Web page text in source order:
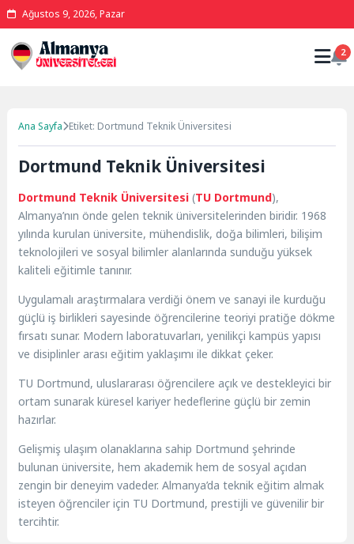
Ağustos 9, 2026, Pazar
2
Ana Sayfa Etiket: Dortmund Teknik Üniversitesi
Dortmund Teknik Üniversitesi
Dortmund Teknik Üniversitesi (TU Dortmund),
Almanya’nın önde gelen teknik üniversitelerinden biridir. 1968
yılında kurulan üniversite, mühendislik, doğa bilimleri, bilişim
teknolojileri ve sosyal bilimler alanlarında sunduğu yüksek
kaliteli eğitimle tanınır.
Uygulamalı araştırmalara verdiği önem ve sanayi ile kurduğu
güçlü iş birlikleri sayesinde öğrencilerine teoriyi pratiğe dökme
fırsatı sunar. Modern laboratuvarları, yenilikçi kampüs yapısı
ve disiplinler arası eğitim yaklaşımı ile dikkat çeker.
TU Dortmund, uluslararası öğrencilere açık ve destekleyici bir
ortam sunarak küresel kariyer hedeflerine güçlü bir zemin
hazırlar.
Gelişmiş ulaşım olanaklarına sahip Dortmund şehrinde
bulunan üniversite, hem akademik hem de sosyal açıdan
zengin bir deneyim vadeder. Almanya’da teknik eğitim almak
isteyen öğrenciler için TU Dortmund, prestijli ve güvenilir bir
tercihtir.